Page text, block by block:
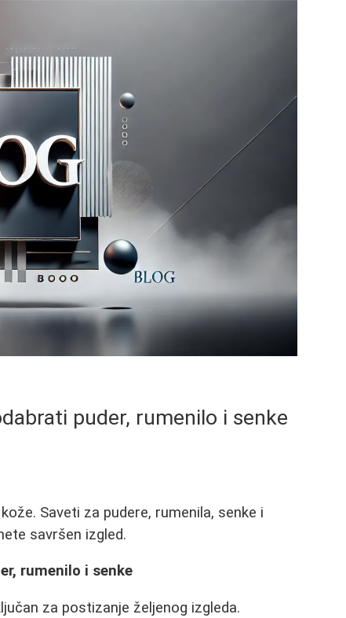
puder, rumenilo i senke
Saveti za pudere, rumenila, senke i
savršen izgled.
rumenilo i senke
za postizanje željenog izgleda.